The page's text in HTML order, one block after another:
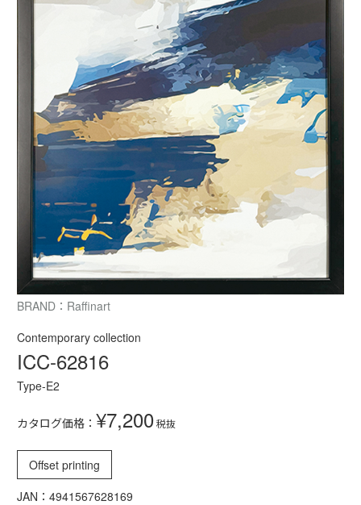
BRAND：Raffinart
Contemporary collection
ICC-62816
Type-E2
カタログ価格： ¥7,200税抜
Offset printing
JAN：4941567628169